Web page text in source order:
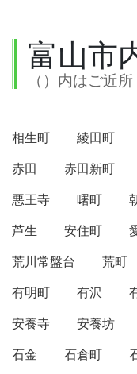
富山市
（）内はご近
相生町 綾田町
赤田
赤田新町
悪王寺
曙町
芦生
安住町
荒川常盤台
荒町
有明町
有沢
安養寺
安養坊
石金
石倉町